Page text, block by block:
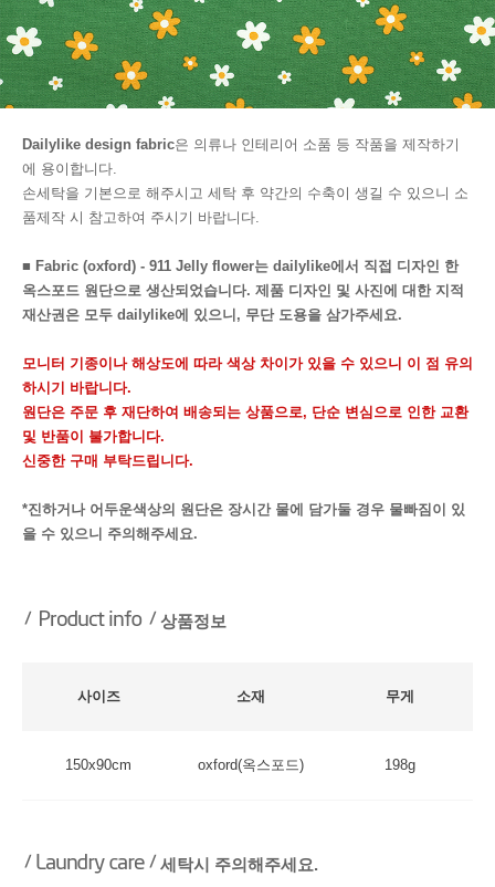
Dailylike design fabric은 의류나 인테리어 소품 등 작품을 제작하기
에 용이합니다.
손세탁을 기본으로 해주시고 세탁 후 약간의 수축이 생길 수 있으니 소
품제작 시 참고하여 주시기 바랍니다.
■ Fabric (oxford) - 911 Jelly flower는 dailylike에서 직접 디자인 한
옥스포드 원단으로 생산되었습니다. 제품 디자인 및 사진에 대한 지적
재산권은 모두 dailylike에 있으니, 무단 도용을 삼가주세요.
모니터 기종이나 해상도에 따라 색상 차이가 있을 수 있으니 이 점 유의
하시기 바랍니다.
원단은 주문 후 재단하여 배송되는 상품으로, 단순 변심으로 인한 교환
및 반품이 불가합니다.
신중한 구매 부탁드립니다.
*진하거나 어두운색상의 원단은 장시간 물에 담가둘 경우 물빠짐이 있
을 수 있으니 주의해주세요.
상품정보
사이즈 소재 무게
150x90cm oxford(옥스포드) 198g
세탁시 주의해주세요.